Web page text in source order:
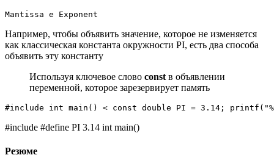
Mantissa e Exponent
Например, чтобы объявить значение, которое не изменяется
как классическая константа окружности PI, есть два способа
объявить эту константу
Используя ключевое слово const в объявлении
переменной, которое зарезервирует память
#include int main() < const double PI = 3.14;
#include #define PI 3.14 int main()
Резюме